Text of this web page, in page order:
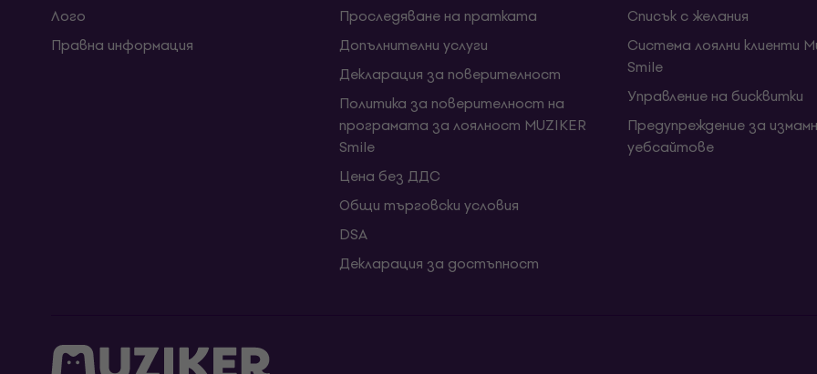
Лого
Правна информация
Проследяване на пратката
Допълнителни услуги
Декларация за поверителност
Политика за поверителност на
програмата за лоялност MUZIKER
Smile
Цена без ДДС
Общи търговски условия
DSA
Декларация за достъпност
Списък с желания
Система лоялни клиенти
Smile
Управление на бисквитки
Предупреждение за
уебсайтове